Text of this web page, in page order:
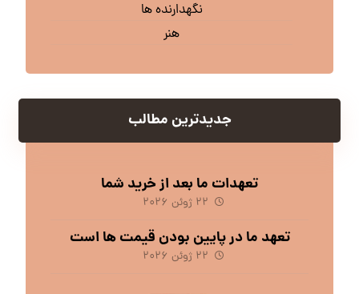
نگهدارنده ها
هنر
جدیدترین مطالب
تعهدات ما بعد از خرید شما
۲۲ ژوئن ۲۰۲۶
تعهد ما در پایین بودن قیمت ها است
۲۲ ژوئن ۲۰۲۶